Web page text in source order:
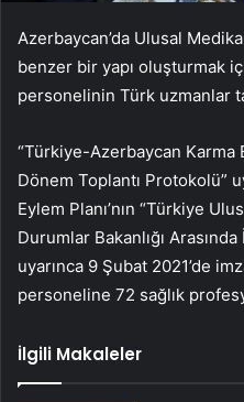
Azerbaycan’da Ulusal
benzer bir yapı oluşturmak
personelinin Türk uzmanlar
“Türkiye-Azerbaycan Karma
Dönem Toplantı Protokolü”
Eylem Planı’nın “Türkiye
Durumlar Bakanlığı
uyarınca 9 Şubat 2021’de
personeline 72 sağlık
İlgili Makaleler